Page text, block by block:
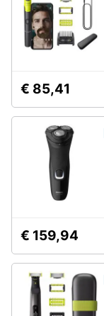
€ 85,41
€ 159,94